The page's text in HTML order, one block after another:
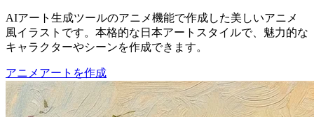
AIアート生成ツールのアニメ機能で作成した美しいアニメ
風イラストです。本格的な日本アートスタイルで、魅力的な
キャラクターやシーンを作成できます。
アニメアートを作成